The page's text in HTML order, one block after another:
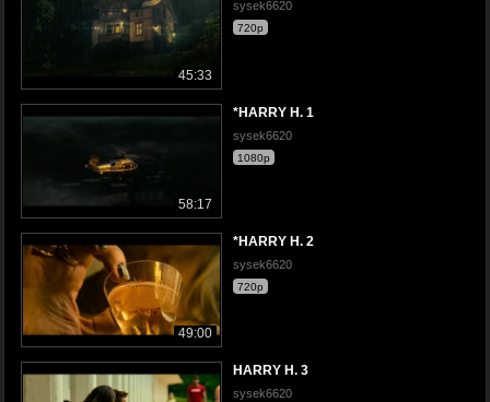
45:33
sysek6620
720p
58:17
*HARRY H. 1
sysek6620
1080p
49:00
*HARRY H. 2
sysek6620
720p
HARRY H. 3
sysek6620